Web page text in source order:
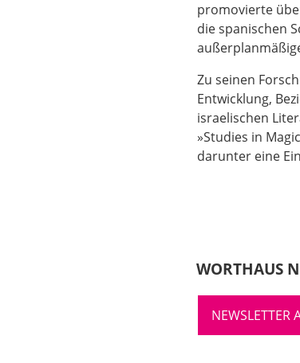
promovierte
die spanischen
Zu seinen
Entwicklung,
israelischen
»Studies in
darunter eine
WORTHAUS
NEWSLETTER